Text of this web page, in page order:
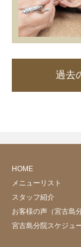
過去
HOME
メニューリスト
スタッフ紹介
お客様の声（宮古島分
宮古島分院スケジュ